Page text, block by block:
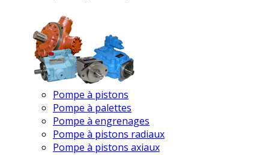
Pompe à pistons
Pompe à palettes
Pompe à engrenages
Pompe à pistons radiaux
Pompe à pistons axiaux